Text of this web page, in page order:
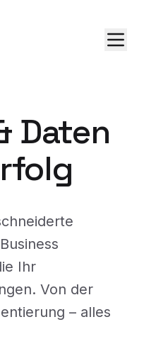
Daten
Ihr
Von der
– alles